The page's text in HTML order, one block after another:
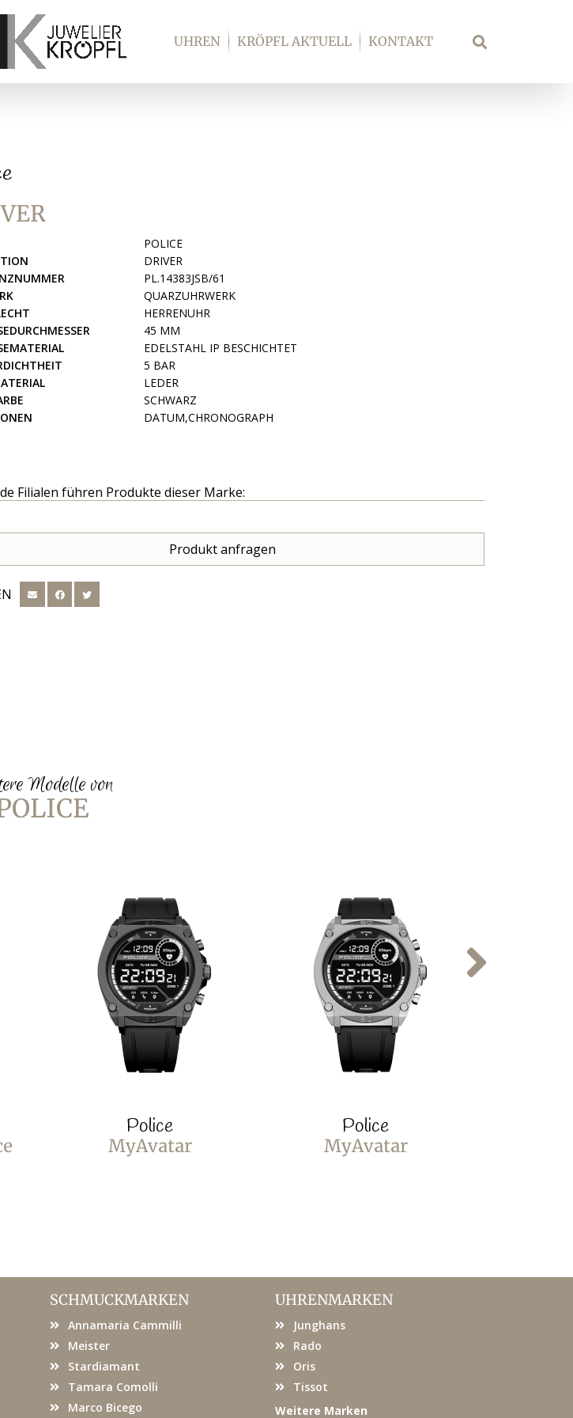
UHREN KRÖPFL AKTUELL KONTAKT Suche
POLICE
DRIVER
PL.14383JSB/61
QUARZUHRWERK
HERRENUHR
45 MM
EDELSTAHL IP BESCHICHTET
5 BAR
LEDER
SCHWARZ
DATUM,CHRONOGRAPH
Filialen führen Produkte dieser Marke:
Produkt anfragen
Modelle von
Police
MyAvatar
Police
MyAvatar
SCHMUCKMARKEN
Annamaria Cammilli
Meister
Stardiamant
Tamara Comolli
Marco Bicego
UHRENMARKEN
Junghans
Rado
Oris
Tissot
Weitere Marken